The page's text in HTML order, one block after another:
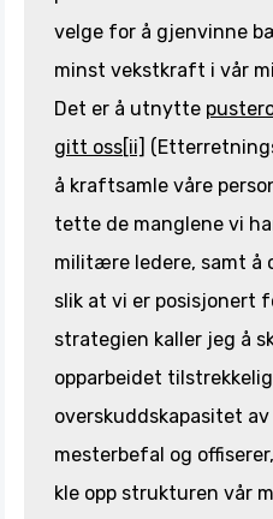
velge for å gjenvinne
minst vekstkraft i vår
Det er å utnytte
gitt oss [ii]
å kraftsamle våre
tette de manglene vi
militære ledere, samt å
slik at vi er posisjonert
strategien kaller jeg å
opparbeidet
overskuddskapasitet
mesterbefal og
kle opp strukturen vår